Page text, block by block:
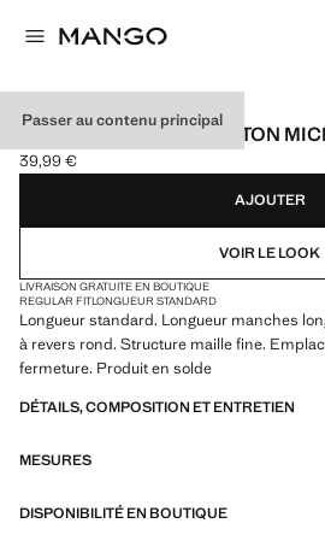
Passer au contenu principal
PULL-OVER MAILLE COTON
Prix actuel [39,99 € ]
39,99 €
Choisissez une couleur
AJOUTER
VOIR LE LOOK
LIVRAISON GRATUITE EN BOUTIQUE
REGULAR FITLONGUEUR STANDARD
Longueur standard. Longueur manches
à revers rond. Structure maille fine.
fermeture. Produit en solde
DÉTAILS, COMPOSITION ET ENTRETIEN
MESURES
DISPONIBILITÉ EN BOUTIQUE